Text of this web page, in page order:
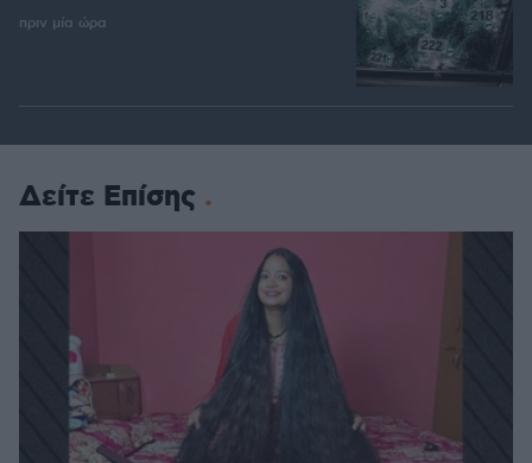
πριν μία ώρα
Δείτε Επίσης